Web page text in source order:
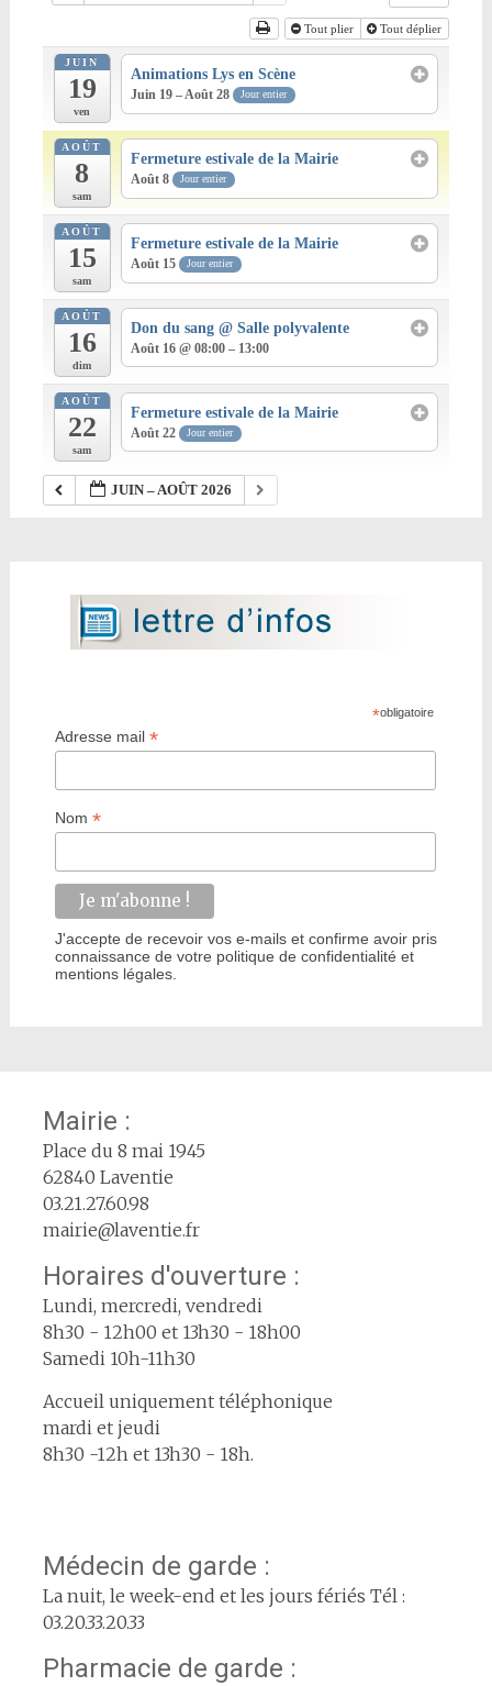
Tout plier Tout déplier
JUIN
19
ven
Animations Lys en Scène
Juin 19 – Août 28 Jour entier
AOÛT
8
sam
Fermeture estivale de la Mairie
Août 8 Jour entier
AOÛT
15
sam
Fermeture estivale de la Mairie
Août 15 Jour entier
AOÛT
16
dim
Don du sang@ Salle polyvalente
Août 16 @ 08:00 – 13:00
AOÛT
22
sam
Fermeture estivale de la Mairie
Août 22 Jour entier
JUIN – AOÛT 2026
*obligatoire
Adresse mail*
Nom*
J'accepte de recevoir vos e-mails et confirme avoir pris
connaissance de votre politique de confidentialité et
mentions légales.
Mairie :
Place du 8 mai 1945
62840 Laventie
03.21.27.60.98
mairie@laventie.fr
Horaires d'ouverture :
Lundi, mercredi, vendredi
8h30 - 12h00 et 13h30 - 18h00
Samedi 10h-11h30
Accueil uniquement téléphonique
mardi et jeudi
8h30 -12h et 13h30 - 18h.
Médecin de garde :
La nuit, le week-end et les jours fériés Tél :
03.20.33.20.33
Pharmacie de garde :